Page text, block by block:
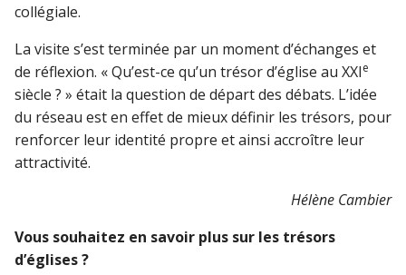
collégiale.
La visite s’est terminée par un moment d’échanges et
de réflexion. « Qu’est-ce qu’un trésor d’église au XXIe
siècle ? » était la question de départ des débats. L’idée
du réseau est en effet de mieux définir les trésors, pour
renforcer leur identité propre et ainsi accroître leur
attractivité.
Hélène Cambier
Vous souhaitez en savoir plus sur les trésors
d’églises ?